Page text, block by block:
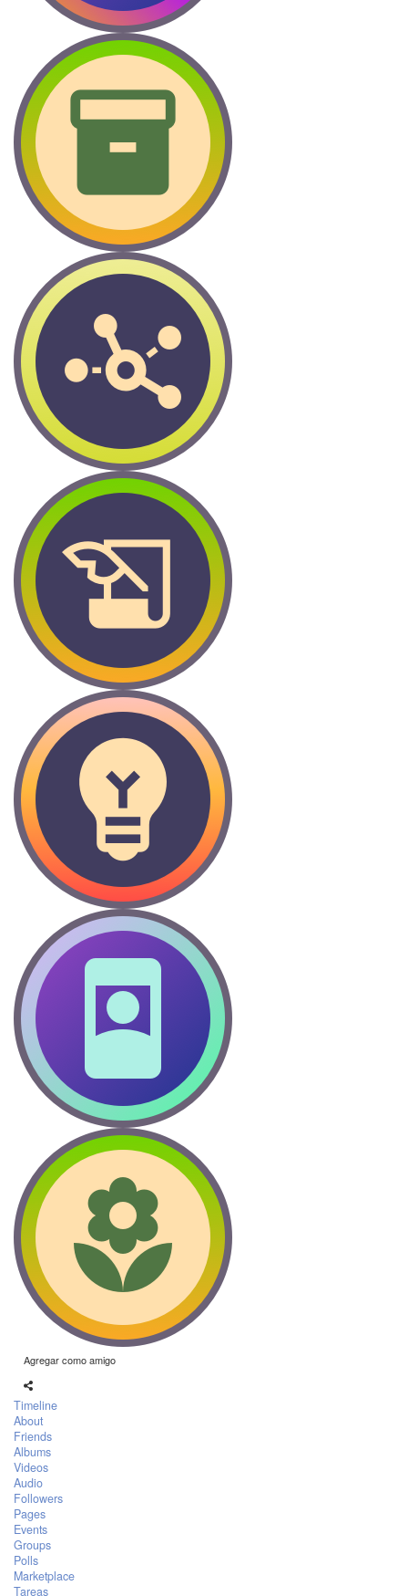
Agregar como amigo
Timeline
About
Friends
Albums
Videos
Audio
Followers
Pages
Events
Groups
Polls
Marketplace
Tareas